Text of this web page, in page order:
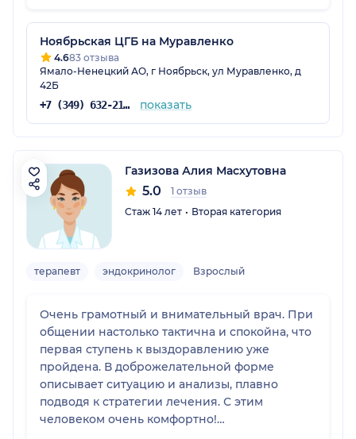
Ноябрьская ЦГБ на Муравленко
4.683 отзыва
Ямало-Ненецкий АО, г Ноябрьск, ул Муравленко, д
42Б
+7 (349) 632-21-13 показать
Газизова Алия Масхутовна
5.0
1 отзыв
Стаж 14 лет
Вторая категория
терапевт эндокринолог Взрослый
Очень грамотный и внимательный врач. При
общении настолько тактична и спокойна, что
первая ступень к выздоравлению уже
пройдена. В доброжелательной форме
описывает ситуацию и анализы, плавно
подводя к стратегии лечения. С этим
человеком очень комфортно!